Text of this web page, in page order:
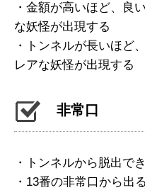
・金額が高いほど、良
な妖怪が出現する
・トンネルが長いほど
レアな妖怪が出現する
非常口
・トンネルから脱出で
・13番の非常口から出